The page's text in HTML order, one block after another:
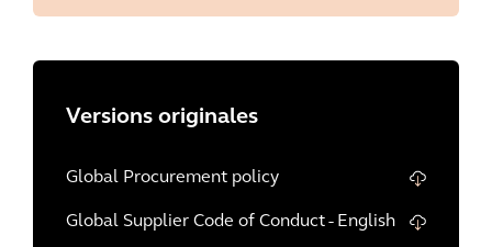
Versions originales
Global Procurement policy
Global Supplier Code of Conduct - English